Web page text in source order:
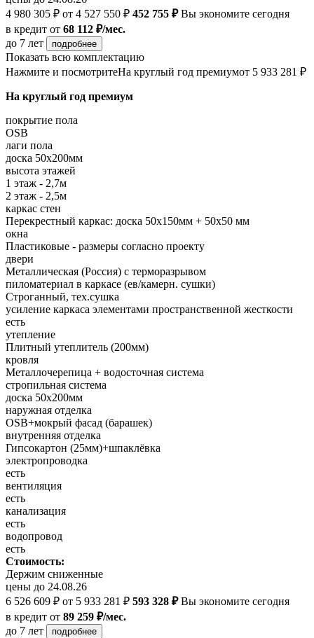
4 980 305 ₽ от 4 527 550 ₽ 452 755 ₽Вы экономите сегодня
в кредит от 68 112 ₽/мес.
до 7 лет
подробнее
Показать всю комплектацию
Нажмите и посмотритеНа круглый год премиумот 5 933 281 ₽
На круглый год премиум
покрытие пола
OSB
лаги пола
доска 50х200мм
высота этажей
1 этаж - 2,7м
2 этаж - 2,5м
каркас стен
Перекрестный каркас: доска 50х150мм + 50х50 мм
окна
Пластиковые - размеры согласно проекту
двери
Металлическая (Россия) с терморазрывом
пиломатериал в каркасе (ев/камерн. сушки)
Строганный, тех.сушка
усиление каркаса элементами пространственной жесткости
есть
утепление
Плитный утеплитель (200мм)
кровля
Металлочерепица + водосточная система
стропильная система
доска 50х200мм
наружная отделка
OSB+мокрый фасад (барашек)
внутренняя отделка
Гипсокартон (25мм)+шпаклёвка
электропроводка
есть
вентиляция
есть
канализация
есть
водопровод
есть
Стоимость:
Держим сниженные
цены до 24.08.26
6 526 609 ₽ от 5 933 281 ₽ 593 328 ₽Вы экономите сегодня
в кредит от 89 259 ₽/мес.
до 7 лет
подробнее